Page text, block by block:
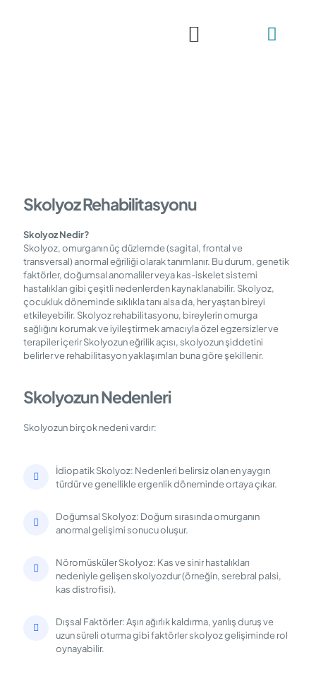
Skolyoz Rehabilitasyonu
Skolyoz Nedir?
Skolyoz, omurganın üç düzlemde (sagital, frontal ve
transversal) anormal eğriliği olarak tanımlanır. Bu durum, genetik
faktörler, doğumsal anomaliler veya kas-iskelet sistemi
hastalıkları gibi çeşitli nedenlerden kaynaklanabilir. Skolyoz,
çocukluk döneminde sıklıkla tanı alsa da, her yaştan bireyi
etkileyebilir. Skolyoz rehabilitasyonu, bireylerin omurga
sağlığını korumak ve iyileştirmek amacıyla özel egzersizler ve
terapiler içerir Skolyozun eğrilik açısı, skolyozun şiddetini
belirler ve rehabilitasyon yaklaşımları buna göre şekillenir.
Skolyozun Nedenleri
Skolyozun birçok nedeni vardır:
İdiopatik Skolyoz: Nedenleri belirsiz olan en yaygın
türdür ve genellikle ergenlik döneminde ortaya çıkar.
Doğumsal Skolyoz: Doğum sırasında omurganın
anormal gelişimi sonucu oluşur.
Nöromüsküler Skolyoz: Kas ve sinir hastalıkları
nedeniyle gelişen skolyozdur (örneğin, serebral palsi,
kas distrofisi).
Dışsal Faktörler: Aşırı ağırlık kaldırma, yanlış duruş ve
uzun süreli oturma gibi faktörler skolyoz gelişiminde rol
oynayabilir.